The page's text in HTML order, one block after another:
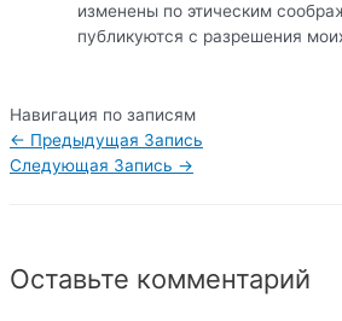
изменены по этическим
публикуются с разрешения
Навигация по записям
← Предыдущая Запись
Следующая Запись →
Оставьте комментарий